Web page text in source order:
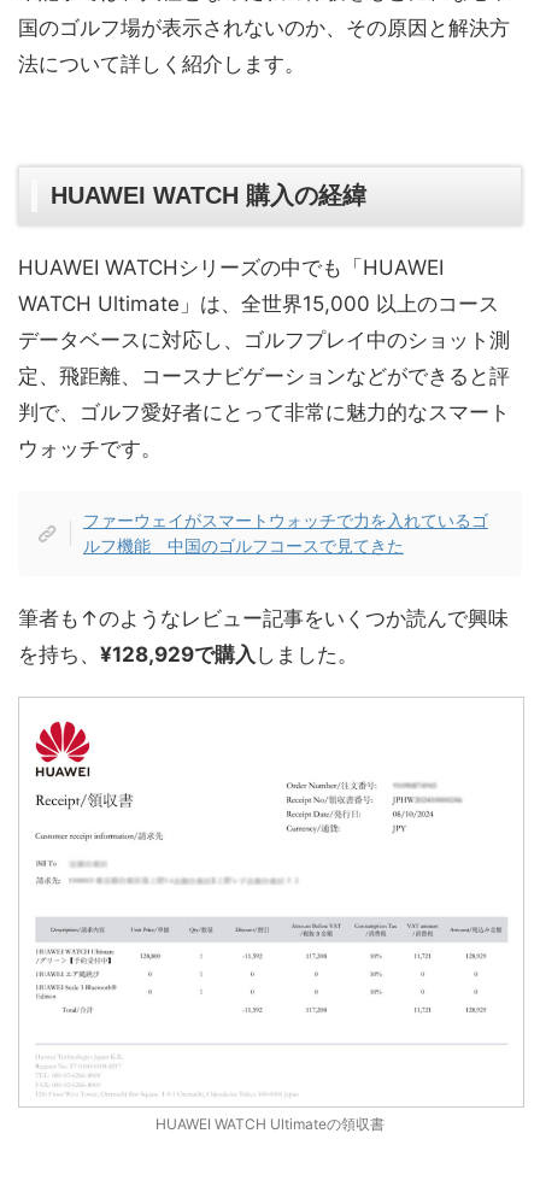
国のゴルフ場が表示されないのか、その原因と解決方
法について詳しく紹介します。
HUAWEI WATCH 購入の経緯
HUAWEI WATCHシリーズの中でも「HUAWEI
WATCH Ultimate」は、全世界15,000 以上のコース
データベースに対応し、ゴルフプレイ中のショット測
定、飛距離、コースナビゲーションなどができると評
判で、ゴルフ愛好者にとって非常に魅力的なスマート
ウォッチです。
ファーウェイがスマートウォッチで力を入れているゴ
ルフ機能 中国のゴルフコースで見てきた
筆者も↑のようなレビュー記事をいくつか読んで興味
を持ち、 ¥128,929で購入 しました。
HUAWEI WATCH Ultimateの領収書